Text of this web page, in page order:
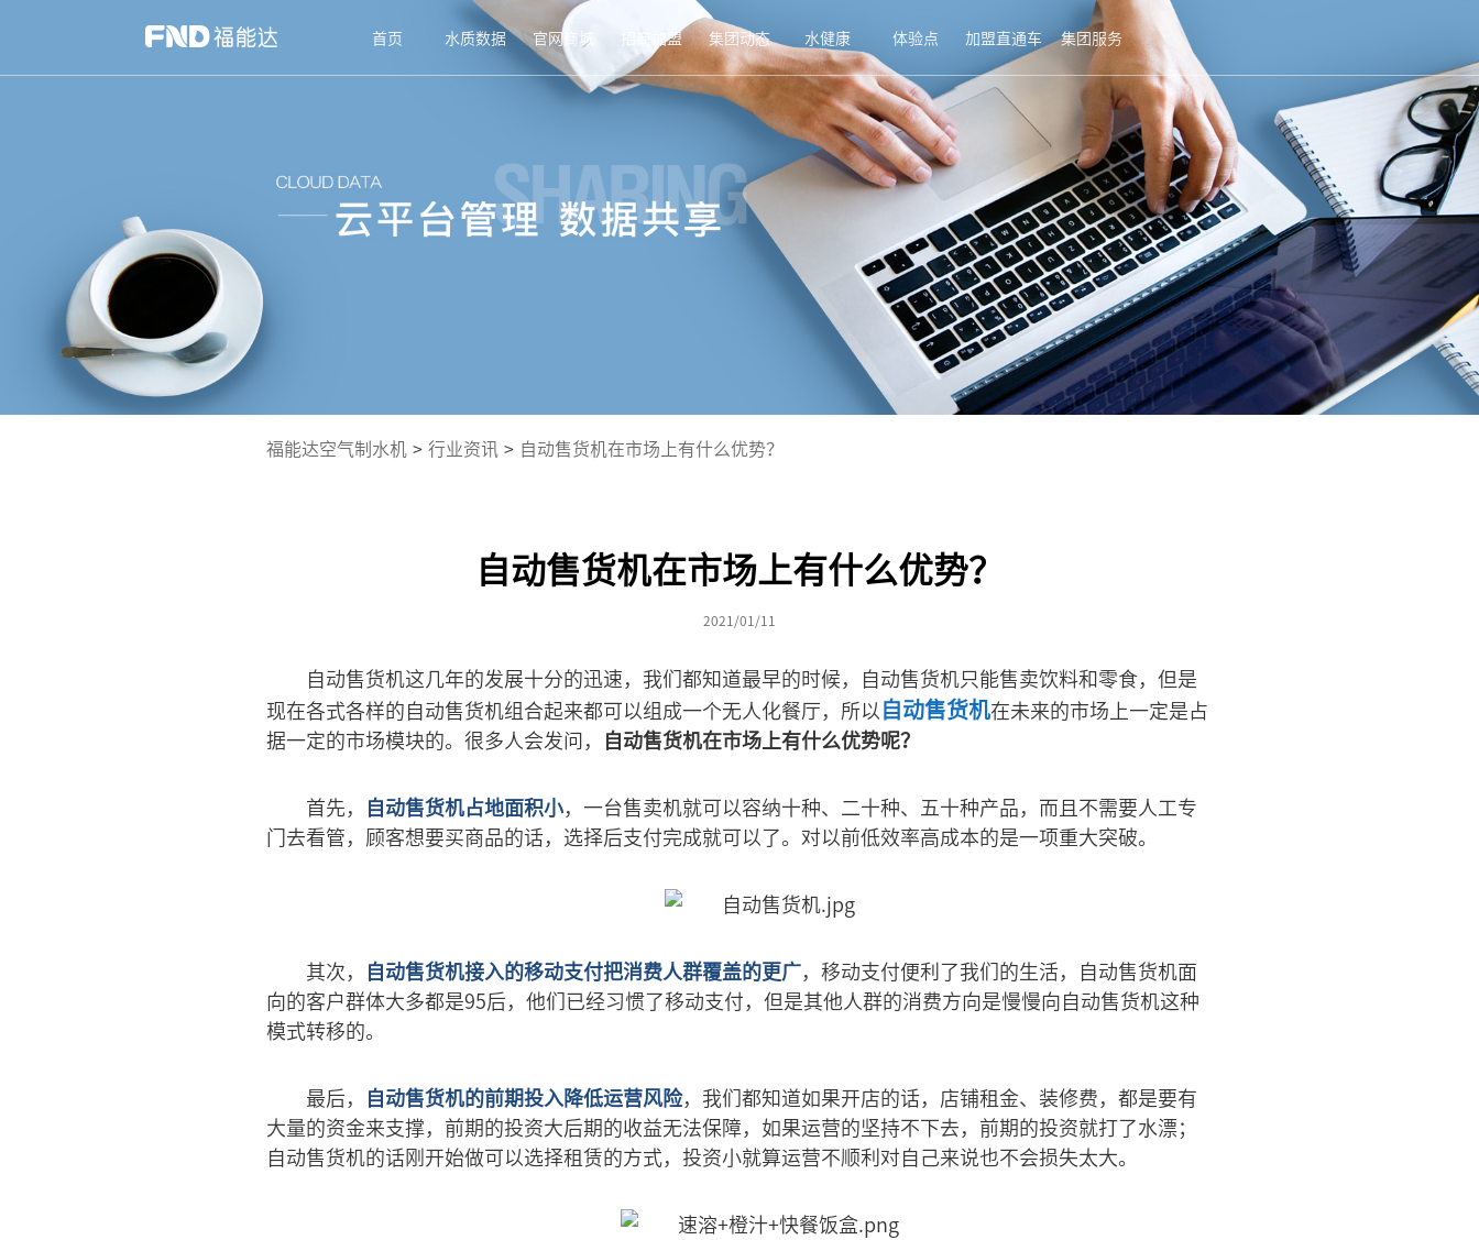
首页 水质数据 官网商城 招商加盟 集团动态 水健康 体验点 加盟直通车 集团服务
福能达空气制水机 > 行业资讯 > 自动售货机在市场上有什么优势？
自动售货机在市场上有什么优势？
2021/01/11
自动售货机这几年的发展十分的迅速，我们都知道最早的时候，自动售货机只能售卖饮料和零食，但是
现在各式各样的自动售货机组合起来都可以组成一个无人化餐厅，所以自动售货机在未来的市场上一定是占
据一定的市场模块的。很多人会发问， 自动售货机在市场上有什么优势呢？
首先， 自动售货机占地面积小，一台售卖机就可以容纳十种、二十种、五十种产品，而且不需要人工专
门去看管，顾客想要买商品的话，选择后支付完成就可以了。对以前低效率高成本的是一项重大突破。
其次， 自动售货机接入的移动支付把消费人群覆盖的更广，移动支付便利了我们的生活，自动售货机面
向的客户群体大多都是95后，他们已经习惯了移动支付，但是其他人群的消费方向是慢慢向自动售货机这种
模式转移的。
最后， 自动售货机的前期投入降低运营风险，我们都知道如果开店的话，店铺租金、装修费，都是要有
大量的资金来支撑，前期的投资大后期的收益无法保障，如果运营的坚持不下去，前期的投资就打了水漂；
自动售货机的话刚开始做可以选择租赁的方式，投资小就算运营不顺利对自己来说也不会损失太大。